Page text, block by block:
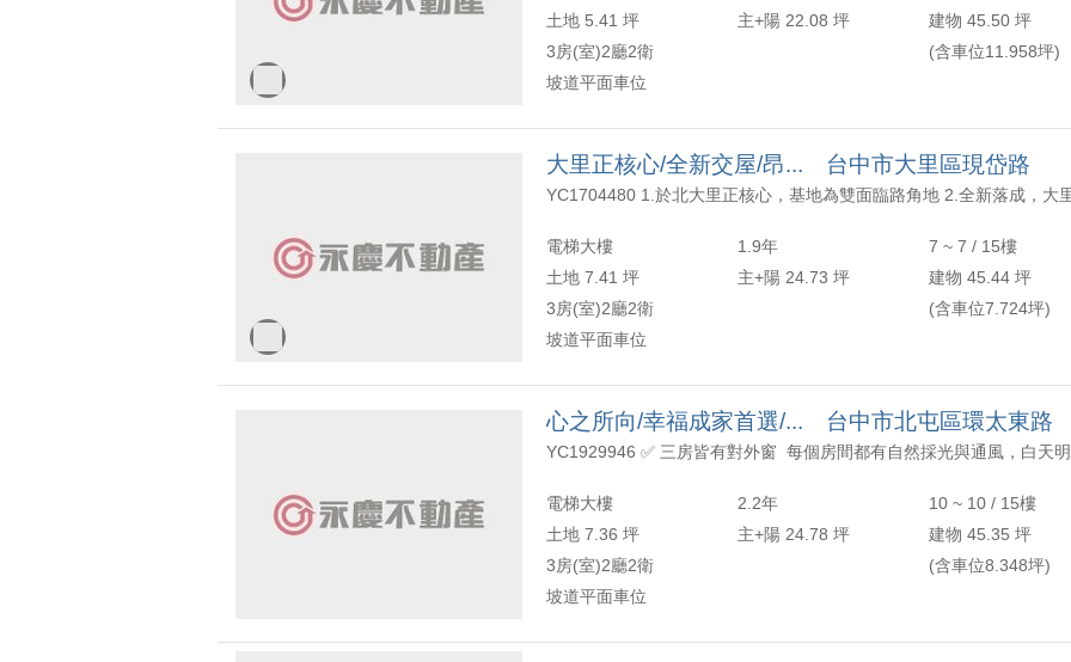
台中市-大甲區
台中市-大肚區
彰化縣-芬園鄉
彰化縣-北斗鎮
南投縣-魚池鄉
土地 5.41 坪
主+陽 22.08 坪
建物 45.50 坪
3房(室)2廳2衛
(含車位11.958坪)
坡道平面車位
大里正核心/全新交屋/昂... 台中市大里區現岱路
電梯大樓 1.9年
7 ~ 7 / 15樓
土地 7.41 坪
主+陽 24.73 坪
建物 45.44 坪
3房(室)2廳2衛
(含車位7.724坪)
坡道平面車位
心之所向/幸福成家首選/... 台中市北屯區環太東路
電梯大樓 2.2年
10 ~ 10 / 15樓
土地 7.36 坪
主+陽 24.78 坪
建物 45.35 坪
3房(室)2廳2衛
(含車位8.348坪)
坡道平面車位